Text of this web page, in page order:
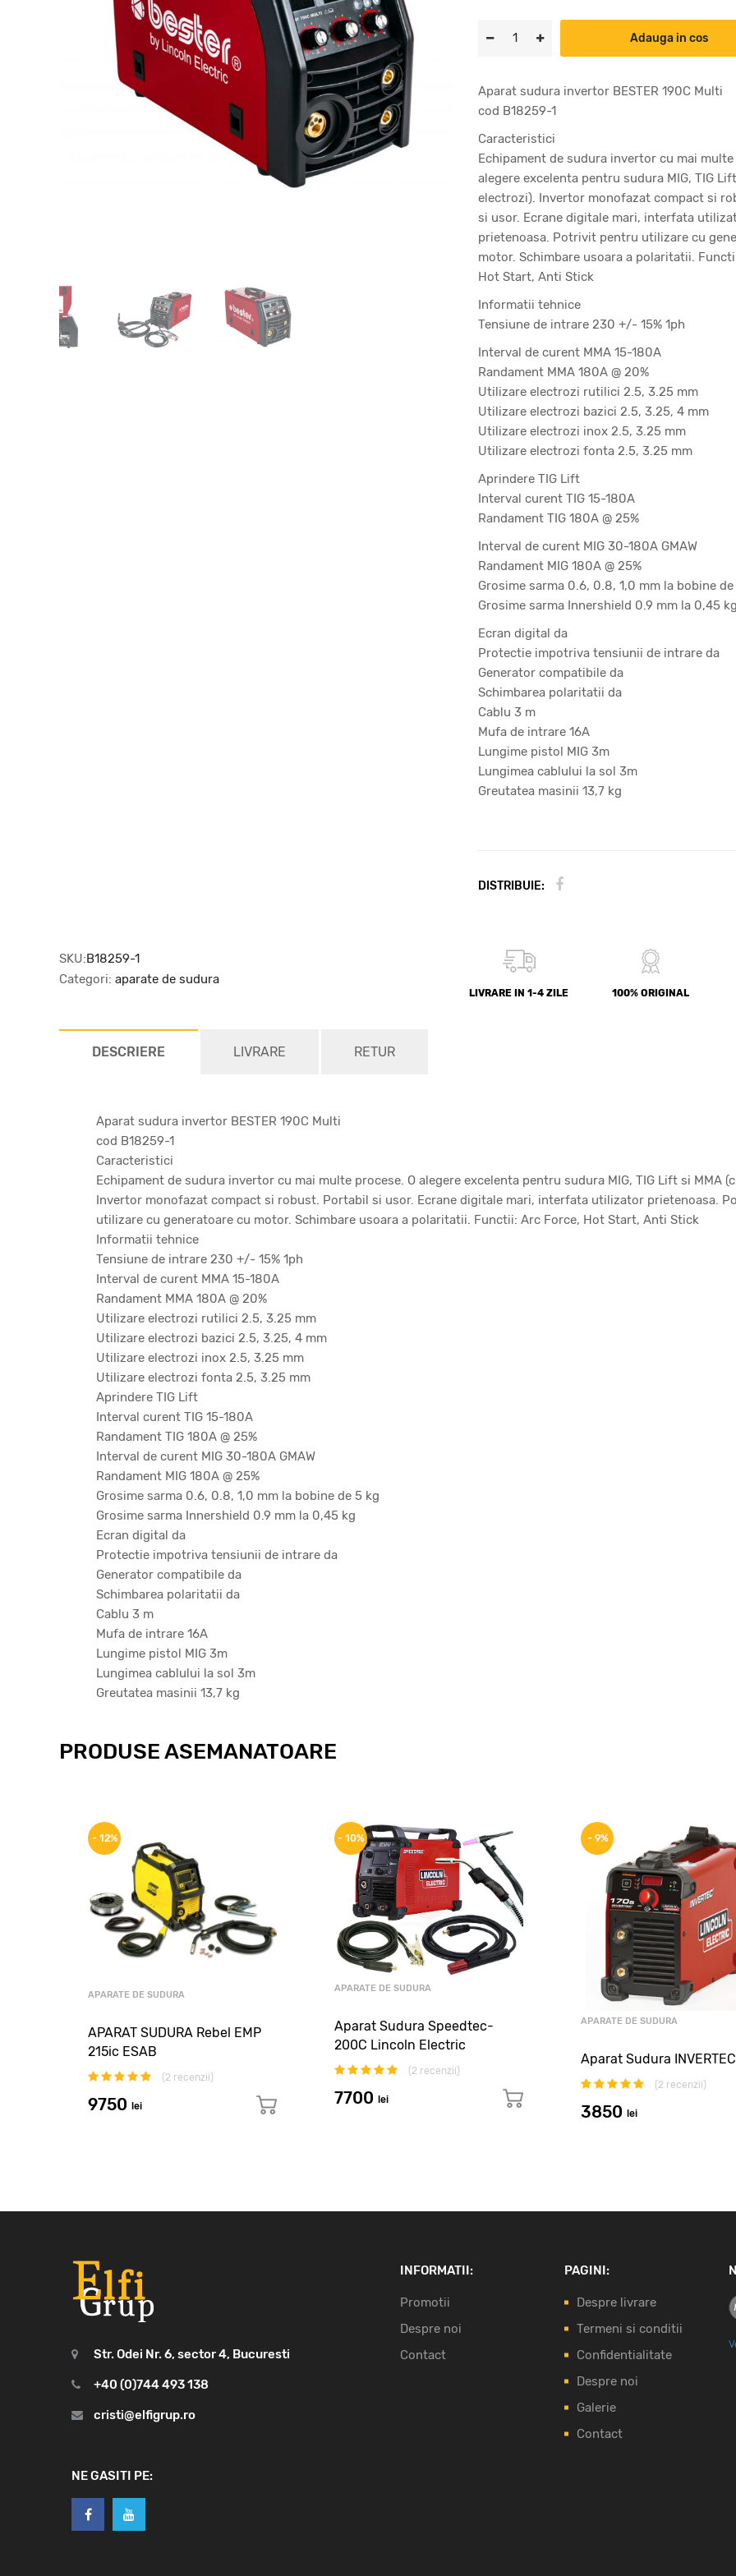
Adauga in cos
Aparat sudura invertor BESTER 190C Multi
cod B18259-1
Caracteristici
Echipament de sudura invertor cu mai multe
alegere excelenta pentru sudura MIG, TIG
electrozi). Invertor monofazat compact si
si usor. Ecrane digitale mari, interfata
prietenoasa. Potrivit pentru utilizare cu
motor. Schimbare usoara a polaritatii.
Hot Start, Anti Stick
Informatii tehnice
Tensiune de intrare 230 +/- 15% 1ph
Interval de curent MMA 15-180A
Randament MMA 180A @ 20%
Utilizare electrozi rutilici 2.5, 3.25 mm
Utilizare electrozi bazici 2.5, 3.25, 4 mm
Utilizare electrozi inox 2.5, 3.25 mm
Utilizare electrozi fonta 2.5, 3.25 mm
Aprindere TIG Lift
Interval curent TIG 15-180A
Randament TIG 180A @ 25%
Interval de curent MIG 30-180A GMAW
Randament MIG 180A @ 25%
Grosime sarma 0.6, 0.8, 1,0 mm la bobine de
Grosime sarma Innershield 0.9 mm la 0,45 kg
Ecran digital da
Protectie impotriva tensiunii de intrare da
Generator compatibile da
Schimbarea polaritatii da
Cablu 3 m
Mufa de intrare 16A
Lungime pistol MIG 3m
Lungimea cablului la sol 3m
Greutatea masinii 13,7 kg
DISTRIBUIE:
SKU:B18259-1
Categori: aparate de sudura
LIVRARE IN 1-4 ZILE 100% ORIGINAL
DESCRIERE LIVRARE RETUR
Aparat sudura invertor BESTER 190C Multi
cod B18259-1
Caracteristici
Echipament de sudura invertor cu mai multe procese. O alegere excelenta pentru sudura MIG, TIG Lift si MMA
Invertor monofazat compact si robust. Portabil si usor. Ecrane digitale mari, interfata utilizator prietenoasa.
utilizare cu generatoare cu motor. Schimbare usoara a polaritatii. Functii: Arc Force, Hot Start, Anti Stick
Informatii tehnice
Tensiune de intrare 230 +/- 15% 1ph
Interval de curent MMA 15-180A
Randament MMA 180A @ 20%
Utilizare electrozi rutilici 2.5, 3.25 mm
Utilizare electrozi bazici 2.5, 3.25, 4 mm
Utilizare electrozi inox 2.5, 3.25 mm
Utilizare electrozi fonta 2.5, 3.25 mm
Aprindere TIG Lift
Interval curent TIG 15-180A
Randament TIG 180A @ 25%
Interval de curent MIG 30-180A GMAW
Randament MIG 180A @ 25%
Grosime sarma 0.6, 0.8, 1,0 mm la bobine de 5 kg
Grosime sarma Innershield 0.9 mm la 0,45 kg
Ecran digital da
Protectie impotriva tensiunii de intrare da
Generator compatibile da
Schimbarea polaritatii da
Cablu 3 m
Mufa de intrare 16A
Lungime pistol MIG 3m
Lungimea cablului la sol 3m
Greutatea masinii 13,7 kg
PRODUSE ASEMANATOARE
- 12%
APARATE DE SUDURA
APARAT SUDURA Rebel EMP
215ic ESAB
(2 recenzii)
9750 lei
- 10%
APARATE DE SUDURA
Aparat Sudura Speedtec-
200C Lincoln Electric
(2 recenzii)
7700 lei
- 9%
APARATE DE SUDURA
Aparat Sudura
(2 recenzii)
3850 lei
Str. Odei Nr. 6, sector 4, Bucuresti
+40 (0)744 493 138
cristi@elfigrup.ro
NE GASITI PE:
INFORMATII:
Promotii
Despre noi
Contact
PAGINI:
Despre livrare
Termeni si conditii
Confidentialitate
Despre noi
Galerie
Contact